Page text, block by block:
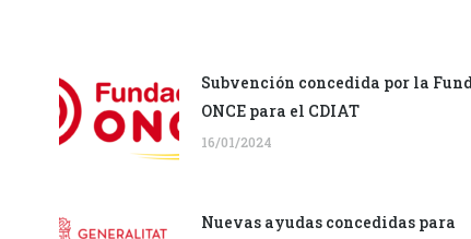
Subvención concedida por la
ONCE para el CDIAT
16/01/2024
Nuevas ayudas concedidas para